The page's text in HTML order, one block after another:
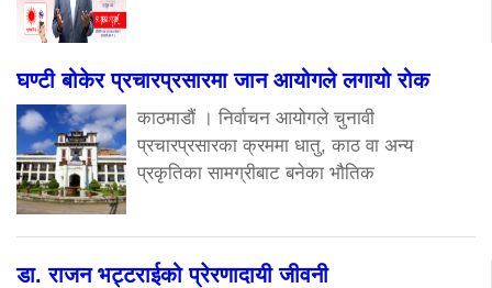
घण्टी बोकेर प्रचारप्रसारमा जान आयोगले लगायो रोक
काठमाडौं । निर्वाचन आयोगले चुनावी
प्रचारप्रसारका क्रममा धातु, काठ वा अन्य
प्रकृतिका सामग्रीबाट बनेका भौतिक
डा. राजन भट्टराईको प्रेरणादायी जीवनी